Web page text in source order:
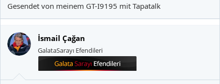
Gesendet von meinem GT-I9195 mit Tapatalk
İsmail Çağan
GalataSarayı Efendileri